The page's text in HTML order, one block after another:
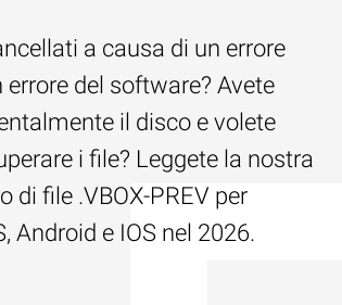
a causa di un errore
del software? Avete
il disco e volete
i file? Leggete la nostra
di file .VBOX-PREV per
Android e IOS nel 2026.